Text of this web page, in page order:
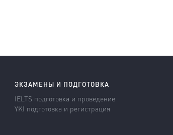
ЭКЗАМЕНЫ И ПОДГОТОВКА
IELTS подготовка и проведение
YKI подготовка и регистрация